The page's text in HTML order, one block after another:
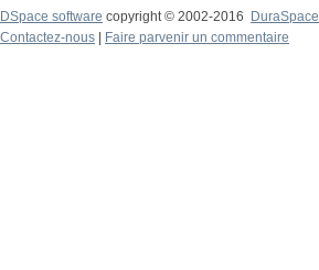
DSpace software copyright © 2002-2016
DuraSpace
Contactez-nous
Faire parvenir un commentaire